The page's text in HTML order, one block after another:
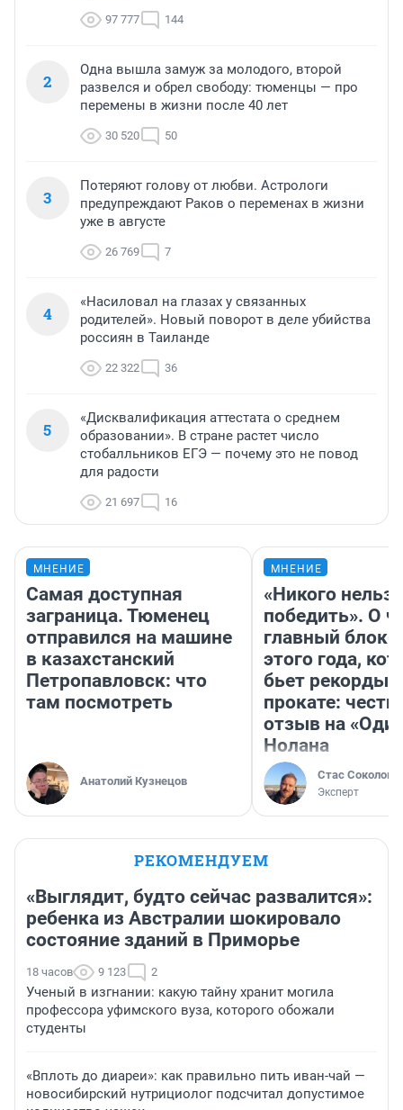
97 777 144
2
Одна вышла замуж за молодого, второй
развелся и обрел свободу: тюменцы — про
перемены в жизни после 40 лет
30 520 50
3
Потеряют голову от любви. Астрологи
предупреждают Раков о переменах в жизни
уже в августе
26 769 7
4
«Насиловал на глазах у связанных
родителей». Новый поворот в деле убийства
россиян в Таиланде
22 322 36
5
«Дисквалификация аттестата о среднем
образовании». В стране растет число
стобалльников ЕГЭ — почему это не повод
для радости
21 697 16
МНЕНИЕ
Самая доступная
заграница. Тюменец
отправился на машине
в казахстанский
Петропавловск: что
там посмотреть
Анатолий Кузнецов
МНЕНИЕ
«Никого нельзя
победить». О
главный
этого года,
бьет рекорды в
прокате:
отзыв на
Нолана
Стас Соколов
Эксперт
РЕКОМЕНДУЕМ
«Выглядит, будто сейчас развалится»:
ребенка из Австралии шокировало
состояние зданий в Приморье
18 часов 9 123 2
Ученый в изгнании: какую тайну хранит могила
профессора уфимского вуза, которого обожали
студенты
«Вплоть до диареи»: как правильно пить иван-чай —
новосибирский нутрициолог подсчитал допустимое